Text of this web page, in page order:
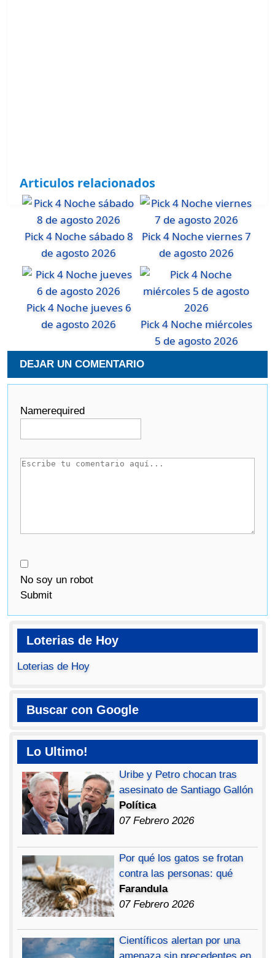
Articulos relacionados
Pick 4 Noche sábado 8
de agosto 2026
Pick 4 Noche viernes 7
de agosto 2026
Pick 4 Noche jueves 6
de agosto 2026
Pick 4 Noche miércoles
5 de agosto 2026
DEJAR UN COMENTARIO
Namerequired
No soy un robot
Submit
Loterias de Hoy
Loterias de Hoy
Buscar con Google
Lo Ultimo!
Uribe y Petro chocan tras
asesinato de Santiago Gallón
Política
07 Febrero 2026
Por qué los gatos se frotan
contra las personas: qué
Farandula
07 Febrero 2026
Científicos alertan por una